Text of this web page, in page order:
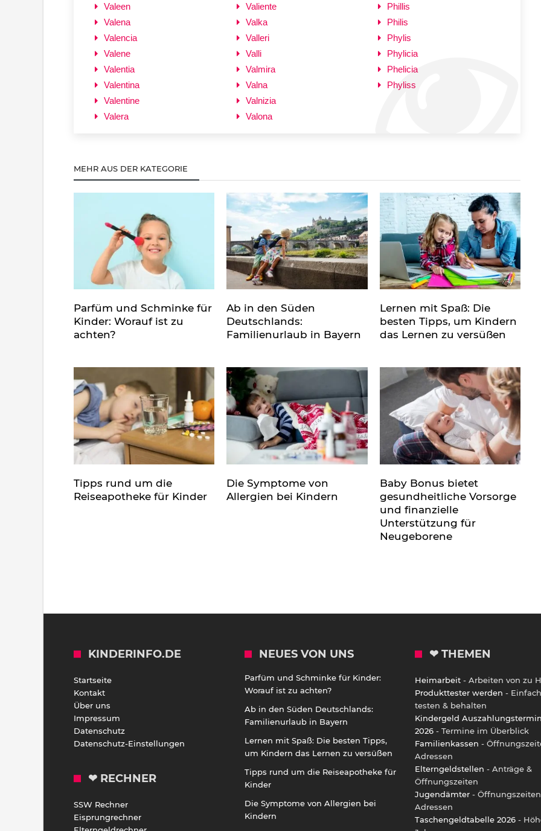
Valeen
Valena
Valencia
Valene
Valentia
Valentina
Valentine
Valera
Valiente
Valka
Valleri
Valli
Valmira
Valna
Valnizia
Valona
Phillis
Philis
Phylis
Phylicia
Phelicia
Phyliss
MEHR AUS DER KATEGORIE
Parfüm und Schminke für
Kinder: Worauf ist zu
achten?
Ab in den Süden
Deutschlands:
Familienurlaub in Bayern
Lernen mit Spaß: Die
besten Tipps, um Kindern
das Lernen zu versüßen
Tipps rund um die
Reiseapotheke für Kinder
Die Symptome von
Allergien bei Kindern
Baby Bonus bietet
gesundheitliche Vorsorge
und finanzielle
Unterstützung für
Neugeborene
KINDERINFO.DE
Startseite
Kontakt
Über uns
Impressum
Datenschutz
Datenschutz-Einstellungen
❤ RECHNER
SSW Rechner
Eisprungrechner
NEUES VON UNS
Parfüm und Schminke für Kinder:
Worauf ist zu achten?
Ab in den Süden Deutschlands:
Familienurlaub in Bayern
Lernen mit Spaß: Die besten Tipps,
um Kindern das Lernen zu versüßen
Tipps rund um die Reiseapotheke für
Kinder
Die Symptome von Allergien bei
Kindern
❤ THEMEN
Heimarbeit - Arbeiten von zu
Produkttester werden - Einfach
testen & behalten
Kindergeld
2026 - Termine im Überblick
Familienkassen -
Adressen
Elterngeldstellen - Anträge &
Öffnungszeiten
Jugendämter -
Adressen
Taschengeldtabelle 2026 -